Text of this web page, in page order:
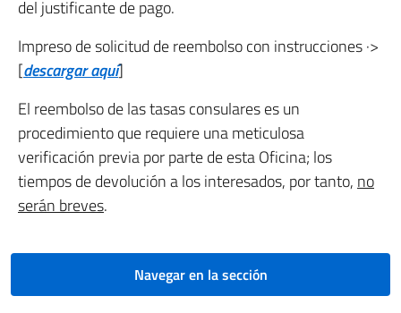
del justificante de pago.
Impreso de solicitud de reembolso con instrucciones ·>
[descargar aquí]
El reembolso de las tasas consulares es un
procedimiento que requiere una meticulosa
verificación previa por parte de esta Oficina; los
tiempos de devolución a los interesados, por tanto, no
serán breves.
Navegar en la sección